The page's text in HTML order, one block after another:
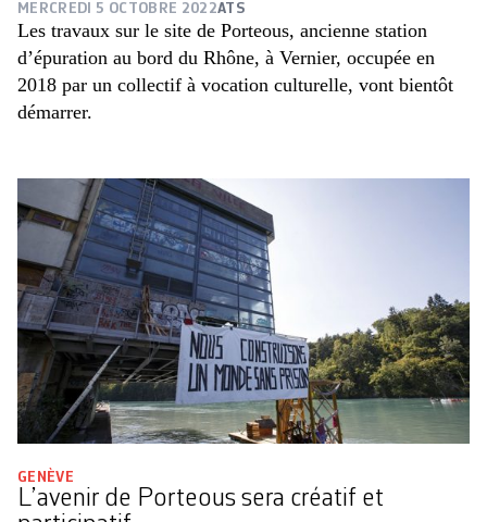
MERCREDI 5 OCTOBRE 2022ATS
Les travaux sur le site de Porteous, ancienne station
d’épuration au bord du Rhône, à Vernier, occupée en
2018 par un collectif à vocation culturelle, vont bientôt
démarrer.
GENÈVE
L’avenir de Porteous sera créatif et